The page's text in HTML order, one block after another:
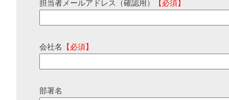
担当者メールアドレス（確認用） 【必須】
会社名 【必須】
部署名